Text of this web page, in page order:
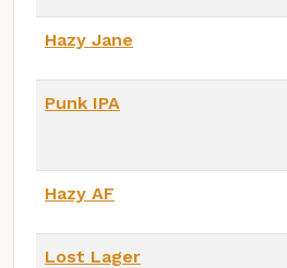
Hazy Jane
Punk IPA
Hazy AF
Lost Lager